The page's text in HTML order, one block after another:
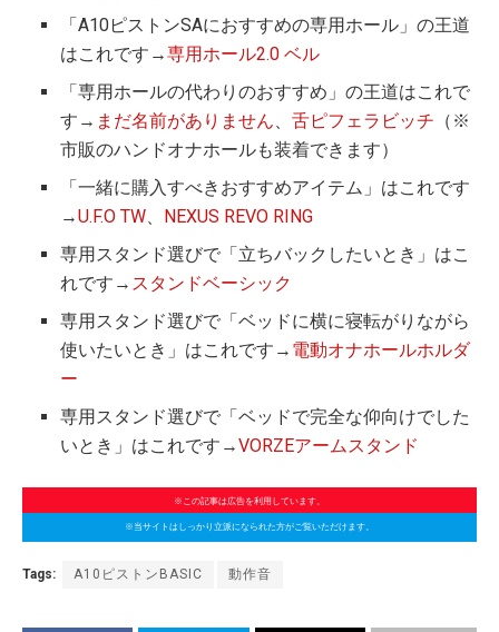
「A10ピストンSAにおすすめの専用ホール」の王道
はこれです→専用ホール2.0 ベル
「専用ホールの代わりのおすすめ」の王道はこれで
す→ まだ名前がありません、舌ピフェラビッチ （※
市販のハンドオナホールも装着できます）
「一緒に購入すべきおすすめアイテム」はこれです
→U.F.O TW、
NEXUS REVO RING
専用スタンド選びで「立ちバックしたいとき」はこ
れです→ スタンドベーシック
専用スタンド選びで「ベッドに横に寝転がりながら
使いたいとき」はこれです→ 電動オナホールホルダ
ー
専用スタンド選びで「ベッドで完全な仰向けでした
いとき」はこれです→VORZEアームスタンド
※この記事は広告を利用しています。
※当サイトはしっかり立派になられた方がご覧いただけます。
Tags: A10ピストンBASIC 動作音